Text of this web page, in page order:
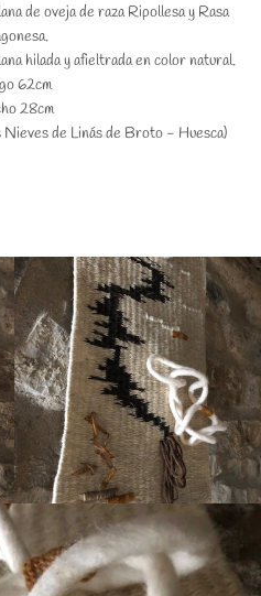
de oveja de raza Ripollesa y Rasa
hilada y afieltrada en color natural.
62cm
28cm
de Linás de Broto - Huesca)